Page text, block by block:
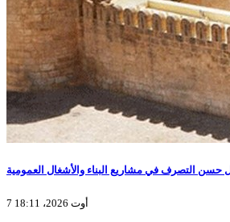
التصرف في مشاريع البناء والأشغال العمومية
7 أوت 2026، 18:11